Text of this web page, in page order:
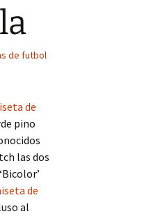
de futbol
de
pino
las dos
de
al